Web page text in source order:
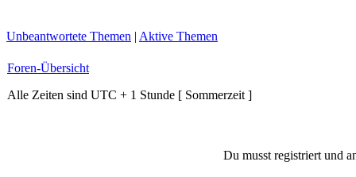
Unbeantwortete Themen | Aktive Themen
Foren-Übersicht
Alle Zeiten sind UTC + 1 Stunde [ Sommerzeit ]
Du musst registriert und